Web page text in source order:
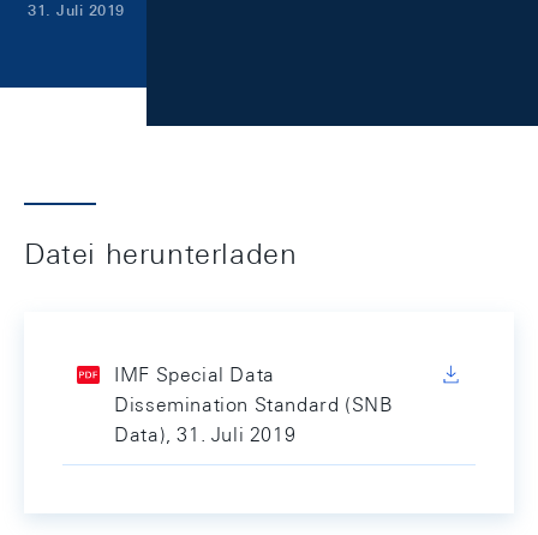
31. Juli 2019
Datei herunterladen
IMF Special Data
Dissemination Standard (SNB
Data), 31. Juli 2019